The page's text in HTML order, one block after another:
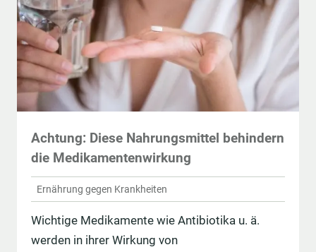
Achtung: Diese Nahrungsmittel behindern
die Medikamentenwirkung
Ernährung gegen Krankheiten
Wichtige Medikamente wie Antibiotika u. ä.
werden in ihrer Wirkung von